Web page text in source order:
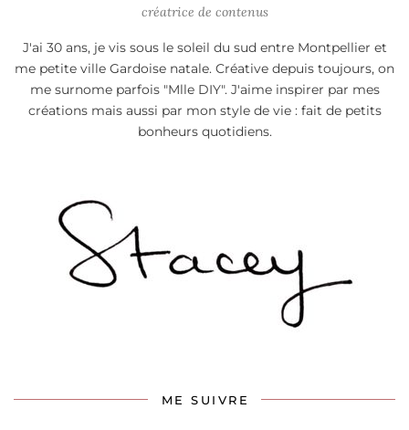
créatrice de contenus
J'ai 30 ans, je vis sous le soleil du sud entre Montpellier et
me petite ville Gardoise natale. Créative depuis toujours, on
me surnome parfois "Mlle DIY". J'aime inspirer par mes
créations mais aussi par mon style de vie : fait de petits
bonheurs quotidiens.
ME SUIVRE